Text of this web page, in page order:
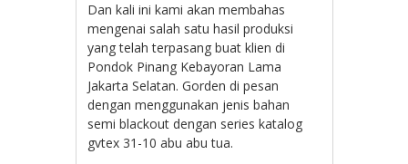
Dan kali ini kami akan membahas
mengenai salah satu hasil produksi
yang telah terpasang buat klien di
Pondok Pinang Kebayoran Lama
Jakarta Selatan. Gorden di pesan
dengan menggunakan jenis bahan
semi blackout dengan series katalog
gvtex 31-10 abu abu tua.